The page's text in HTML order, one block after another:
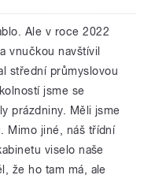
Ale v roce 2022
vnučkou navštívil
střední průmyslovou
jsme se
prázdniny. Měli jsme
Mimo jiné, náš třídní
viselo naše
že ho tam má, ale